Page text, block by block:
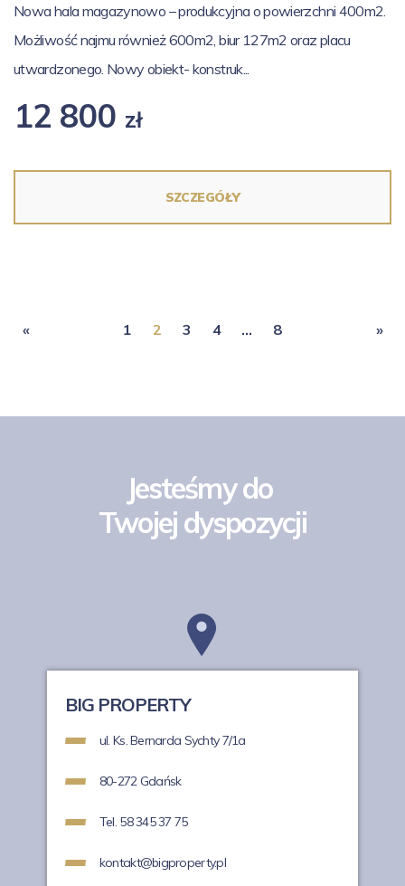
Nowa hala magazynowo – produkcyjna o powierzchni 400m2.
Możliwość najmu również 600m2, biur 127m2 oraz placu
utwardzonego. Nowy obiekt- konstruk...
12 800 zł
SZCZEGÓŁY
« 1 2 3 4 … 8 »
Jesteśmy do
Twojej dyspozycji
BIG PROPERTY
ul. Ks. Bernarda Sychty 7/1a
80-272 Gdańsk
Tel. 58 345 37 75
kontakt@bigproperty.pl